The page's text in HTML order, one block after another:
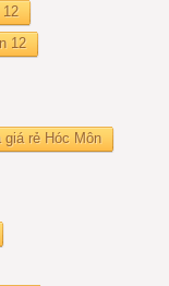
12
12
giá rẻ Hóc Môn